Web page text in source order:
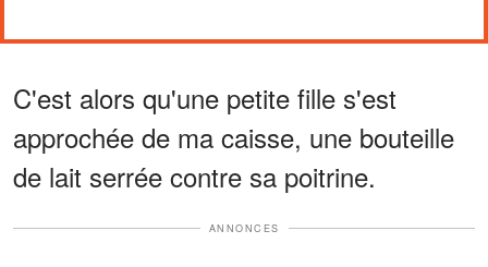
C'est alors qu'une petite fille s'est
approchée de ma caisse, une bouteille
de lait serrée contre sa poitrine.
ANNONCES